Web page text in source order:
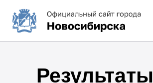
Результаты